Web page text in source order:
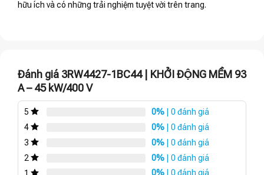
hữu ích và có những trải nghiệm tuyệt vời trên trang.
Đánh giá 3RW4427-1BC44 | KHỞI ĐỘNG MỀM 93
A – 45 kW/400 V
5 0% | 0 đánh giá
4
0% | 0 đánh giá
3
0% | 0 đánh giá
2
0% | 0 đánh giá
0% | 0 đánh giá